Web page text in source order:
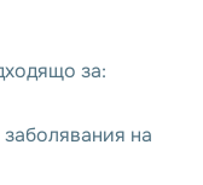
за:
на